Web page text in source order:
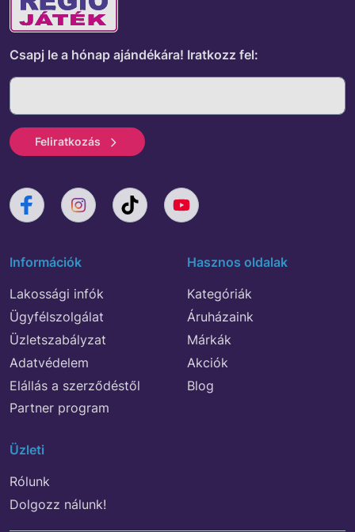
Csapj le a hónap ajándékára! Iratkozz fel:
Feliratkozás
Információk
Lakossági infók
Ügyfélszolgálat
Üzletszabályzat
Adatvédelem
Elállás a szerződéstől
Partner program
Hasznos oldalak
Kategóriák
Áruházaink
Márkák
Akciók
Blog
Üzleti
Rólunk
Dolgozz nálunk!